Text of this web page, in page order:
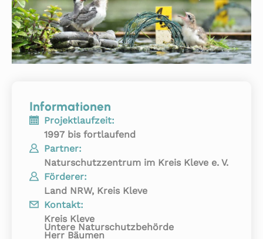
Informationen
Projektlaufzeit:
1997 bis fortlaufend
Partner:
Naturschutzzentrum im Kreis Kleve e. V.
Förderer:
Land NRW, Kreis Kleve
Kontakt:
Kreis Kleve
Untere Naturschutzbehörde
Herr Bäumen